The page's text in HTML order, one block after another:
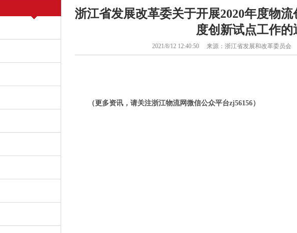
浙江省发展改革委关于开展2020年度物
度创新试点工作的
2021/8/12 12:40:50 来源：浙江省发展和改革委员
（更多资讯，请关注浙江物流网微信公众平台zj56156）